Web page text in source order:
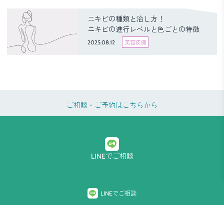
ニキビの種類と治し方！
ニキビの進行レベルと色ごとの特徴
2025.08.12 美容皮膚
ご相談・ご予約はこちらから
LINEでご相談
LINEでご相談
プライバシーポリシー
Copyright © Global Beauty Clinic All Rights Reserved. Produced By Medical Innovation, Inc.